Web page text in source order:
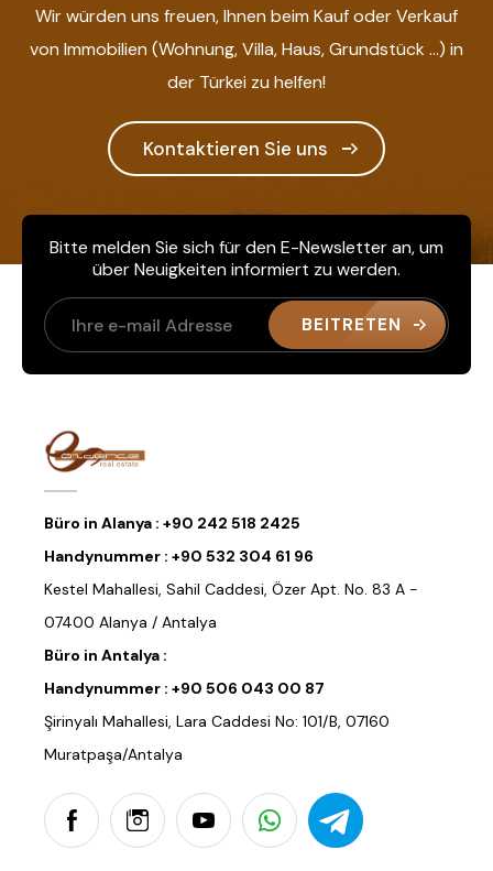
Wir würden uns freuen, Ihnen beim Kauf oder Verkauf
von Immobilien (Wohnung, Villa, Haus, Grundstück ...) in
der Türkei zu helfen!
Kontaktieren Sie uns
Bitte melden Sie sich für den E-Newsletter an, um
über Neuigkeiten informiert zu werden.
BEITRETEN
Büro in Alanya : +90 242 518 2425
Handynummer : +90 532 304 61 96
Kestel Mahallesi, Sahil Caddesi, Özer Apt. No. 83 A -
07400 Alanya / Antalya
Büro in Antalya :
Handynummer : +90 506 043 00 87
Şirinyalı Mahallesi, Lara Caddesi No: 101/B, 07160
Muratpaşa/Antalya